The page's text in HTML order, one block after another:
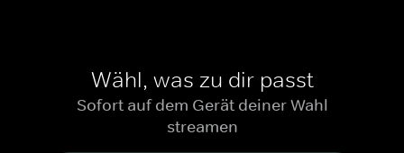
Wähl, was zu dir passt
Sofort auf dem Gerät deiner Wahl
streamen